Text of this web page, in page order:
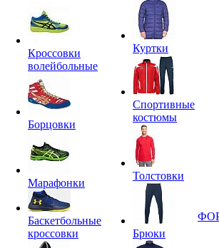
Кроссовки
волейбольные
Борцовки
Марафонки
Баскетбольные
кроссовки
Куртки
Спортивные
костюмы
Толстовки
Брюки